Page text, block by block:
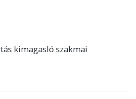
kimagasló szakmai